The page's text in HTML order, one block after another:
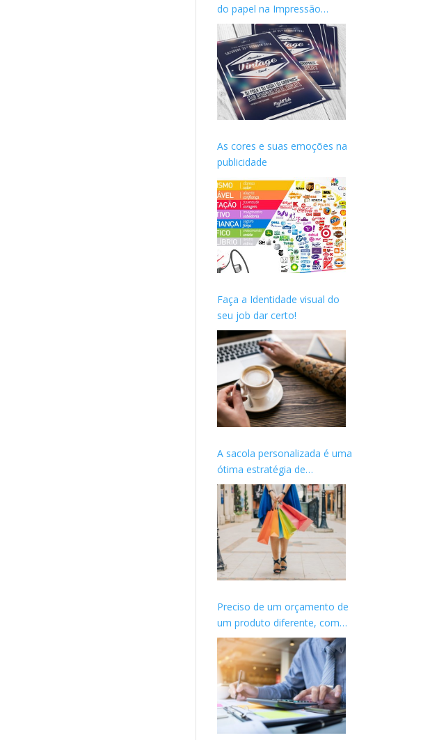
do papel na Impressão
gráfica?
As cores e suas emoções na
publicidade
Faça a Identidade visual do
seu job dar certo!
A sacola personalizada é uma
ótima estratégia de
marketing para o seu cliente.
Preciso de um orçamento de
um produto diferente, como
proceder?